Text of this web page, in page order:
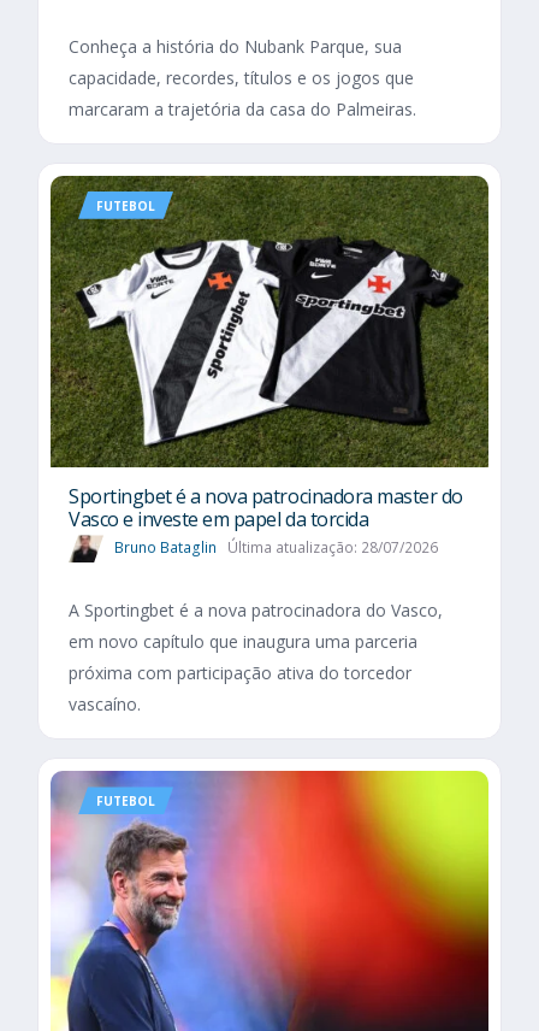
Conheça a história do Nubank Parque, sua
capacidade, recordes, títulos e os jogos que
marcaram a trajetória da casa do Palmeiras.
FUTEBOL
Sportingbet é a nova patrocinadora master do
Vasco e investe em papel da torcida
Bruno Bataglin Última atualização: 28/07/2026
A Sportingbet é a nova patrocinadora do Vasco,
em novo capítulo que inaugura uma parceria
próxima com participação ativa do torcedor
vascaíno.
FUTEBOL